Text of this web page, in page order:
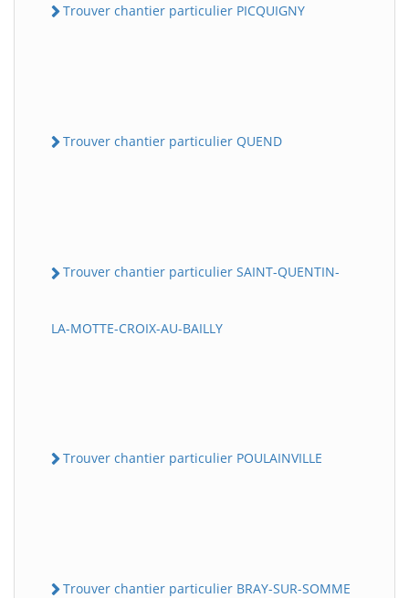
Trouver chantier particulier PICQUIGNY
Trouver chantier particulier QUEND
Trouver chantier particulier SAINT-QUENTIN-
LA-MOTTE-CROIX-AU-BAILLY
Trouver chantier particulier POULAINVILLE
Trouver chantier particulier BRAY-SUR-SOMME